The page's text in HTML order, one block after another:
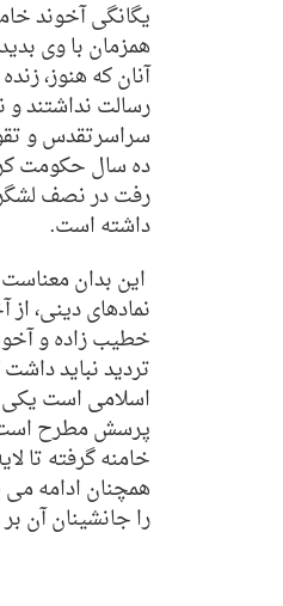
یگانگی آخوند
همزمان با وی
آنان که هنوز،
رسالت نداشتند و
سراسرتقدس و
رفت در نصف
داشته است.
این بدان
نمادهای دینی،
خطیب زاده و
تردید نباید
اسلامی است یکی
پرسش مطرح است
خامنه گرفته تا
همچنان ادامه
را جانشینان آن